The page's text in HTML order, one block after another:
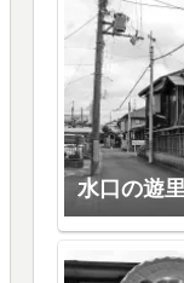
水口の遊